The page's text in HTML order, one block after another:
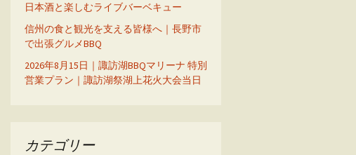
日本酒と楽しむライブバーベキュー
信州の食と観光を支える皆様へ｜長野市
で出張グルメBBQ
2026年8月15日｜諏訪湖BBQマリーナ 特別
営業プラン｜諏訪湖祭湖上花火大会当日
カテゴリー